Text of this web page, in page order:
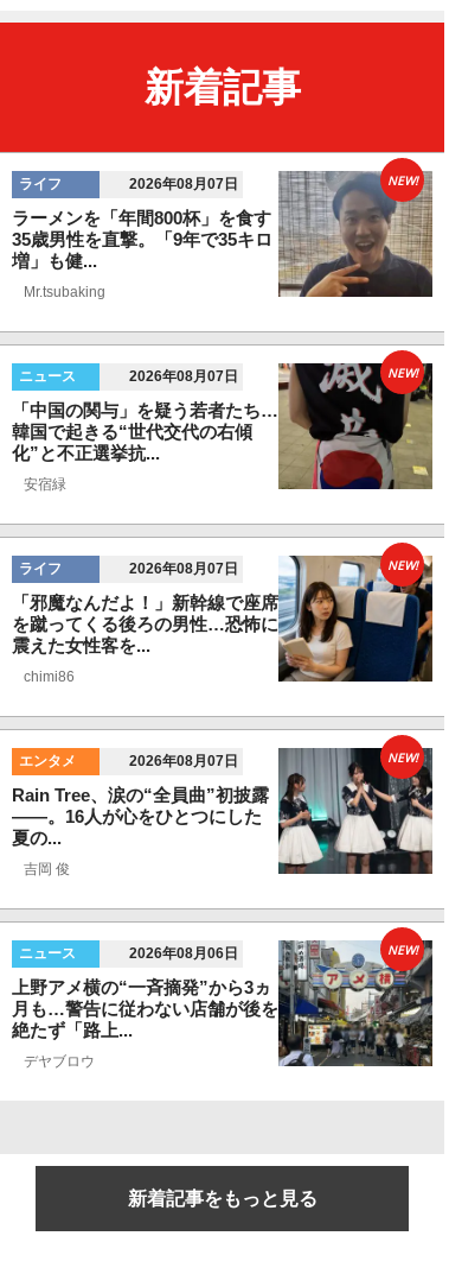
新着記事
ライフ 2026年08月07日
ラーメンを「年間800杯」を食す
35歳男性を直撃。「9年で35キロ
増」も健...
Mr.tsubaking
NEW!
ニュース 2026年08月07日
「中国の関与」を疑う若者たち…
韓国で起きる“世代交代の右傾
化”と不正選挙抗...
安宿緑
NEW!
ライフ 2026年08月07日
「邪魔なんだよ！」新幹線で座席
を蹴ってくる後ろの男性…恐怖に
震えた女性客を...
chimi86
NEW!
エンタメ 2026年08月07日
Rain Tree、涙の“全員曲”初披露
――。16人が心をひとつにした
夏の...
吉岡 俊
NEW!
ニュース 2026年08月06日
上野アメ横の“一斉摘発”から3ヵ
月も…警告に従わない店舗が後を
絶たず「路上...
デヤブロウ
NEW!
新着記事をもっと見る